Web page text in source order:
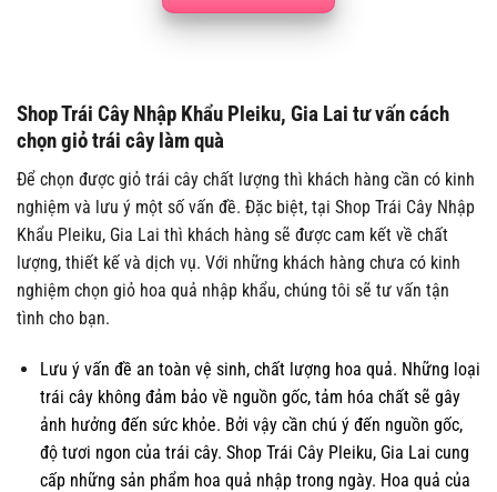
Shop Trái Cây Nhập Khẩu Pleiku, Gia Lai tư vấn cách
chọn giỏ trái cây làm quà
Để chọn được giỏ trái cây chất lượng thì khách hàng cần có kinh
nghiệm và lưu ý một số vấn đề. Đặc biệt, tại Shop Trái Cây Nhập
Khẩu Pleiku, Gia Lai thì khách hàng sẽ được cam kết về chất
lượng, thiết kế và dịch vụ. Với những khách hàng chưa có kinh
nghiệm chọn giỏ hoa quả nhập khẩu, chúng tôi sẽ tư vấn tận
tình cho bạn.
Lưu ý vấn đề an toàn vệ sinh, chất lượng hoa quả. Những loại
trái cây không đảm bảo về nguồn gốc, tảm hóa chất sẽ gây
ảnh hưởng đến sức khỏe. Bởi vậy cần chú ý đến nguồn gốc,
độ tươi ngon của trái cây. Shop Trái Cây Pleiku, Gia Lai cung
cấp những sản phẩm hoa quả nhập trong ngày. Hoa quả của